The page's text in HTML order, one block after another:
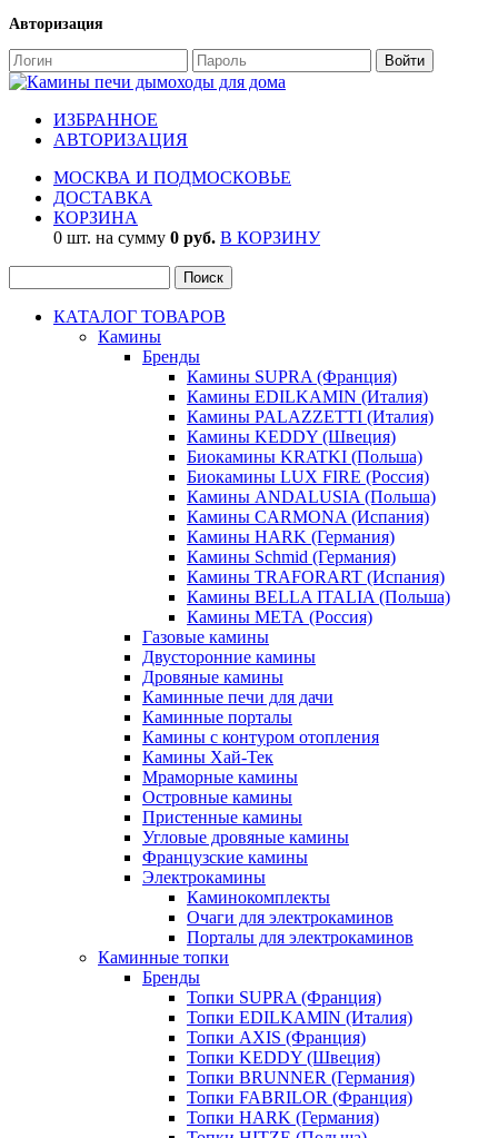
Авторизация
ИЗБРАННОЕ
АВТОРИЗАЦИЯ
МОСКВА И ПОДМОСКОВЬЕ
ДОСТАВКА
КОРЗИНА
0 шт. на сумму 0 руб. В КОРЗИНУ
КАТАЛОГ ТОВАРОВ
Камины
Бренды
Камины SUPRA (Франция)
Камины EDILKAMIN (Италия)
Камины PALAZZETTI (Италия)
Камины KEDDY (Швеция)
Биокамины KRATKI (Польша)
Биокамины LUX FIRE (Россия)
Камины ANDALUSIA (Польша)
Камины CARMONA (Испания)
Камины HARK (Германия)
Камины Schmid (Германия)
Камины TRAFORART (Испания)
Камины BELLA ITALIA (Польша)
Камины МЕТА (Россия)
Газовые камины
Двусторонние камины
Дровяные камины
Каминные печи для дачи
Каминные порталы
Камины с контуром отопления
Камины Хай-Тек
Мраморные камины
Островные камины
Пристенные камины
Угловые дровяные камины
Французские камины
Электрокамины
Каминокомплекты
Очаги для электрокаминов
Порталы для электрокаминов
Каминные топки
Бренды
Топки SUPRA (Франция)
Топки EDILKAMIN (Италия)
Топки AXIS (Франция)
Топки KEDDY (Швеция)
Топки BRUNNER (Германия)
Топки FABRILOR (Франция)
Топки HARK (Германия)